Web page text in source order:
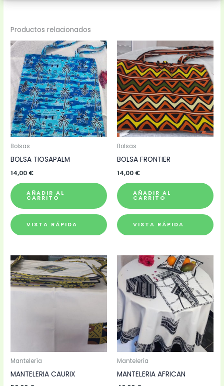
Productos relacionados
Bolsas
BOLSA TIOSAPALM
14,00 €
AÑADIR AL
CARRITO
VISTA RÁPIDA
Bolsas
BOLSA FRONTIER
14,00 €
AÑADIR AL
CARRITO
VISTA RÁPIDA
Mantelería
MANTELERIA CAURIX
Mantelería
MANTELERIA AFRICAN